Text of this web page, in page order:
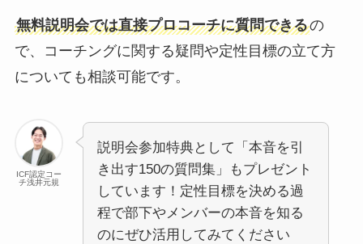
無料説明会では直接プロコーチに質問できるの
で、コーチングに関する疑問や定性目標の立て方
についても相談可能です。
ICF認定コー
チ浅井元規
説明会参加特典として「本音を引
き出す150の質問集」もプレゼント
しています！定性目標を決める過
程で部下やメンバーの本音を知る
のにぜひ活用してみてください